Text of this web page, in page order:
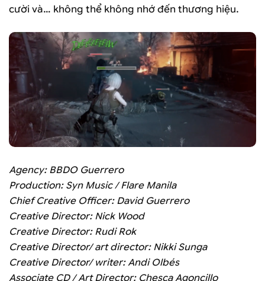
cười và… không thể không nhớ đến thương hiệu.
Agency: BBDO Guerrero
Production: Syn Music / Flare Manila
Chief Creative Officer: David Guerrero
Creative Director: Nick Wood
Creative Director: Rudi Rok
Creative Director/ art director: Nikki Sunga
Creative Director/ writer: Andi Olbés
Associate CD / Art Director: Chesca Agoncillo